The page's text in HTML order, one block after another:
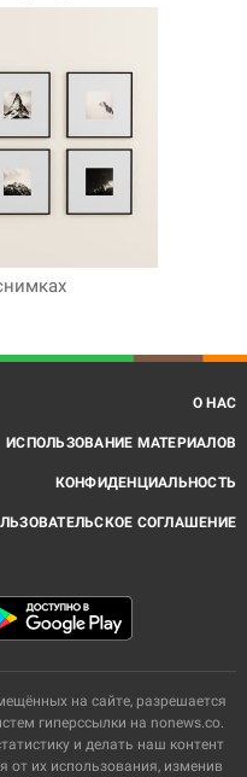
О НАС
ИСПОЛЬЗОВАНИЕ МАТЕРИАЛОВ
КОНФИДЕНЦИАЛЬНОСТЬ
СОГЛАШЕНИЕ
на сайте, разрешается
гиперссылки на nonews.co.
и делать наш контент
от их использования, изменив